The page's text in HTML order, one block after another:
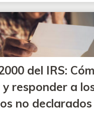
del IRS:
responder a
no declarados